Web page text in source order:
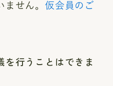
ません。仮会員のご
を行うことはできま